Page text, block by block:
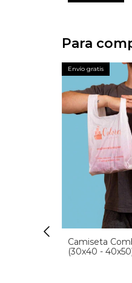
Para
Envío gratis
Camiseta
(30x40 -